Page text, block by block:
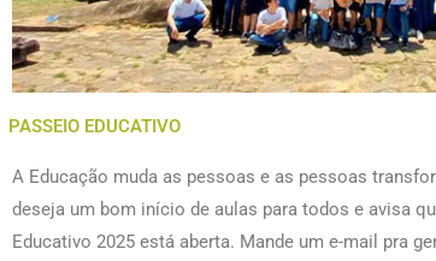
PASSEIO EDUCATIVO
A Educação muda as pessoas e as pessoas
deseja um bom início de aulas para todos e avisa
Educativo 2025 está aberta. Mande um e-mail pra